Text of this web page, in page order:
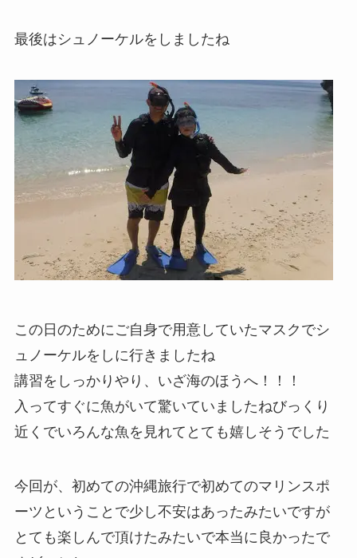
最後はシュノーケルをしましたね
この日のためにご自身で用意していたマスクでシ
ュノーケルをしに行きましたね
講習をしっかりやり、いざ海のほうへ！！！
入ってすぐに魚がいて驚いていましたねびっくり
近くでいろんな魚を見れてとても嬉しそうでした
今回が、初めての沖縄旅行で初めてのマリンスポ
ーツということで少し不安はあったみたいですが
とても楽しんで頂けたみたいで本当に良かったで